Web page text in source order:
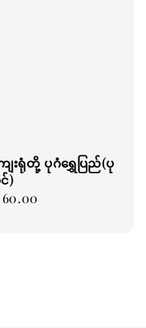
ေးရုံတို့ ပုဂံရွှေပြည်(ပု
)